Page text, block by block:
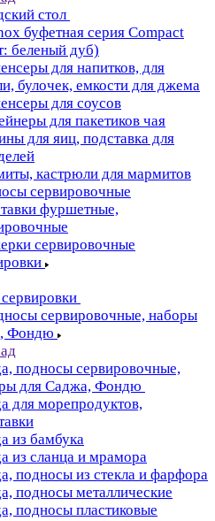
стол
буфетная серия Compact
беленый дуб)
для напитков, для
булочек, емкости для джема
для соусов
для пакетиков чая
для яиц, подставка для
кастрюли для мармитов
сервировочные
фуршетные,
сервировочные
сервировочные, наборы
Фондю
подносы сервировочные,
для Саджа, Фондю
для морепродуктов,
из бамбука
из сланца и мрамора
подносы из стекла и фарфора
подносы металлические
подносы пластиковые